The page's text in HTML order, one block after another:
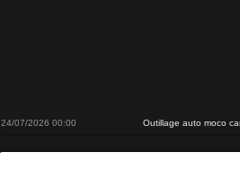
24/07/2026 00:00 Outillage auto moco